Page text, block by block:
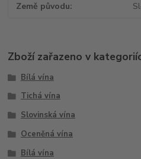
Země původu
Zboží zařazeno v
Bílá vína
Tichá vína
Slovinská vína
Oceněná vína
Bílá vína